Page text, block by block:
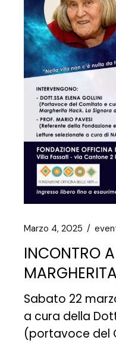
Marzo 4, 2025
INCONTRO
Sabato 22
a cura della
(portavoce del